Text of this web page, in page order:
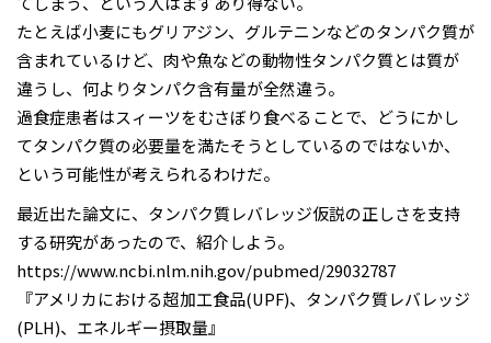
たとえば小麦にもグリアジン、グルテニンなどのタンパク質が
含まれているけど、肉や魚などの動物性タンパク質とは質が
違うし、何よりタンパク含有量が全然違う。
過食症患者はスィーツをむさぼり食べることで、どうにかし
てタンパク質の必要量を満たそうとしているのではないか、
という可能性が考えられるわけだ。
最近出た論文に、タンパク質レバレッジ仮説の正しさを支持
する研究があったので、紹介しよう。
https://www.ncbi.nlm.nih.gov/pubmed/29032787
『アメリカにおける超加工食品(UPF)、タンパク質レバレッジ
(PLH)、エネルギー摂取量』